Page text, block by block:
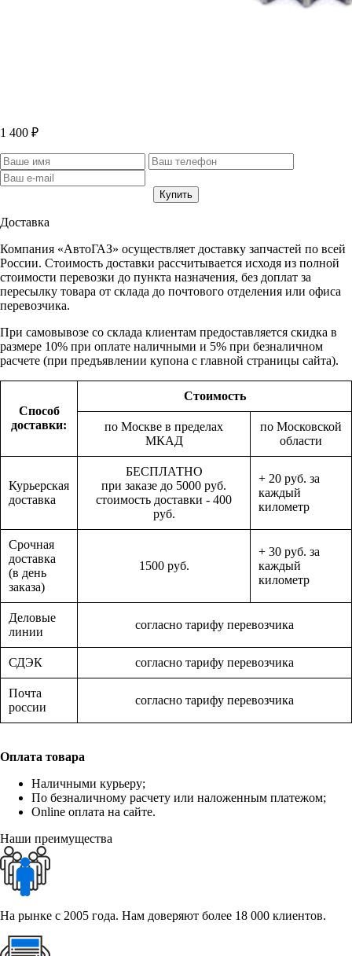
1 400 ₽
Доставка
Компания «АвтоГАЗ» осуществляет доставку запчастей по всей
России. Стоимость доставки рассчитывается исходя из полной
стоимости перевозки до пункта назначения, без доплат за
пересылку товара от склада до почтового отделения или офиса
перевозчика.
При самовывозе со склада клиентам предоставляется скидка в
размере 10% при оплате наличными и 5% при безналичном
расчете (при предъявлении купона с главной страницы сайта).
Способ
доставки:
Стоимость
по Москве в пределах
МКАД
по Московской
области
Курьерская
доставка
БЕСПЛАТНО
при заказе до 5000 руб.
стоимость доставки - 400
руб.
+ 20 руб. за
каждый
километр
Срочная
доставка
(в день
заказа)
1500 руб.
+ 30 руб. за
каждый
километр
Деловые
линии
согласно тарифу перевозчика
СДЭК согласно тарифу перевозчика
Почта
россии
согласно тарифу перевозчика
Оплата товара
Наличными курьеру;
По безналичному расчету или наложенным платежом;
Online оплата на сайте.
Наши преимущества
На рынке с 2005 года. Нам доверяют более 18 000 клиентов.